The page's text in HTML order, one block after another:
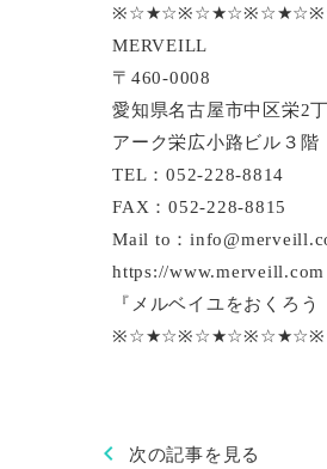
MERVEILL
〒460-0008
愛知県名古屋市中区栄2
アーク栄広小路ビル３階
TEL：052-228-8814
FAX：052-228-8815
Mail to：
https://www.merveill.com
『メルベイユをおくろう
chevron_left 次の記事を見る